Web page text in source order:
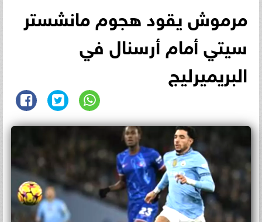
مرموش يقود هجوم مانشستر
سيتي أمام أرسنال في
البريميرليج